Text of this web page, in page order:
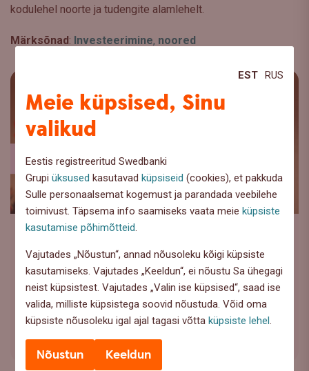
EST RUS
Meie küpsised, Sinu
valikud
Eestis registreeritud Swedbanki
Grupiüksused kasutavadküpsiseid (cookies), et pakkuda
Sulle personaalsemat kogemust ja parandada veebilehe
toimivust. Täpsema info saamiseks vaata meieküpsiste
kasutamise põhimõtteid.
Vajutades „Nõustun“, annad nõusoleku kõigi küpsiste
kasutamiseks. Vajutades „Keeldun“, ei nõustu Sa ühegagi
neist küpsistest. Vajutades „Valin ise küpsised“, saad ise
valida, milliste küpsistega soovid nõustuda. Võid oma
küpsiste nõusoleku igal ajal tagasi võttaküpsiste lehel.
Nõustun Keeldun
kodulehel noorte ja tudengite alamlehelt.
Märksõnad: Investeerimine, noored
Investeerimine,Privaatpangandus
Strateegi veerg august 2026
Juuli kujunes finantsturgudel kuuks, kus investorite
tähelepanu liikus geopoliitilistelt riskidelt tagasi
majanduse ...
Loe lähemalt